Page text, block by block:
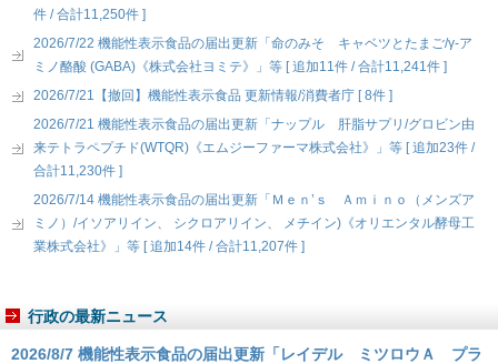
件 / 合計11,250件 ]
2026/7/22 機能性表示食品の届出更新「命のみそ キャベツとたまご/γ-ア
ミノ酪酸 (GABA)《株式会社ヨミテ》」等 [ 追加11件 / 合計11,241件 ]
2026/7/21【撤回】機能性表示食品 更新情報/消費者庁 [ 8件 ]
2026/7/21 機能性表示食品の届出更新「ナップル 肝脂サプリ/グロビン由
来テトラペプチド(WTQR)《エムジーファーマ株式会社》」等 [ 追加23件 /
合計11,230件 ]
2026/7/14 機能性表示食品の届出更新「Ｍｅｎ’ｓ Ａｍｉｎｏ（メンズア
ミノ）/イソアリイン、 シクロアリイン、 メチイン)《オリエンタル酵母工
業株式会社》」等 [ 追加14件 / 合計11,207件 ]
行政の最新ニュース
2026/8/7 機能性表示食品の届出更新「レイデル ミツロウＡ プラ